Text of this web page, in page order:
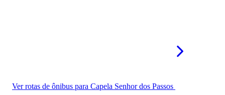
Ver rotas de ônibus para Capela Senhor dos Passos